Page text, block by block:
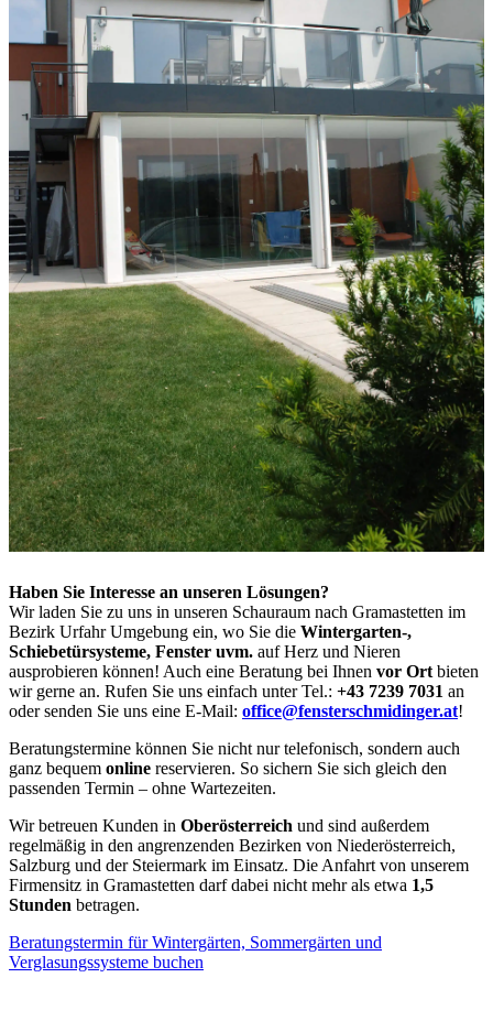
Haben Sie Interesse an unseren Lösungen?
Wir laden Sie zu uns in unseren Schauraum nach Gramastetten im
Bezirk Urfahr Umgebung ein, wo Sie die Wintergarten-,
Schiebetürsysteme, Fenster uvm. auf Herz und Nieren
ausprobieren können! Auch eine Beratung bei Ihnen vor Ort bieten
wir gerne an. Rufen Sie uns einfach unter Tel.: +43 7239 7031 an
oder senden Sie uns eine E-Mail: office@fensterschmidinger.at!
Beratungstermine können Sie nicht nur telefonisch, sondern auch
ganz bequem online reservieren. So sichern Sie sich gleich den
passenden Termin – ohne Wartezeiten.
Wir betreuen Kunden in Oberösterreich und sind außerdem
regelmäßig in den angrenzenden Bezirken von Niederösterreich,
Salzburg und der Steiermark im Einsatz. Die Anfahrt von unserem
Firmensitz in Gramastetten darf dabei nicht mehr als etwa 1,5
Stunden betragen.
Beratungstermin für Wintergärten, Sommergärten und
Verglasungssysteme buchen